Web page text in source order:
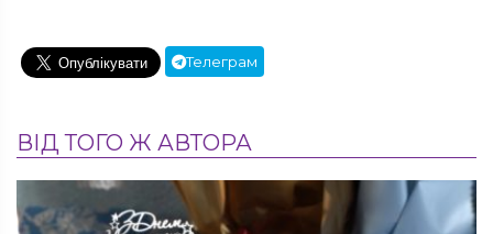
Телеграм
ВІД ТОГО Ж АВТОРА